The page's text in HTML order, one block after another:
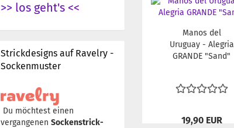
Manos del
Uruguay - Alegria
GRANDE "Sand"
19,90 EUR
>> los geht's <<
Strickdesigns auf Ravelry -
Sockenmuster
Du möchtest einen
vergangenen Sockenstrick-